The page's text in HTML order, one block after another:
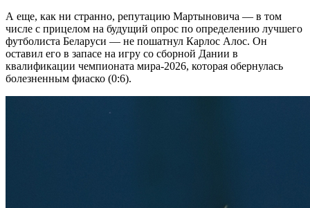
А еще, как ни странно, репутацию Мартыновича — в том
числе с прицелом на будущий опрос по определению лучшего
футболиста Беларуси — не пошатнул Карлос Алос. Он
оставил его в запасе на игру со сборной Дании в
квалификации чемпионата мира-2026, которая обернулась
болезненным фиаско (0:6).